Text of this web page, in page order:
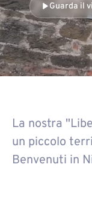
Guarda il
La nostra
un piccolo
Benvenuti in